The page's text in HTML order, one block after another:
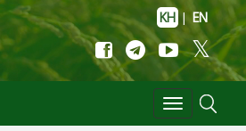
KH | EN
Toggle
navigation